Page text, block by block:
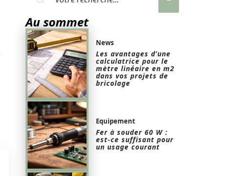
Au sommet
News
Les avantages d’une
calculatrice pour le
mètre linéaire en m2
dans vos projets de
bricolage
Equipement
Fer à souder 60 W :
est-ce suffisant pour
un usage courant